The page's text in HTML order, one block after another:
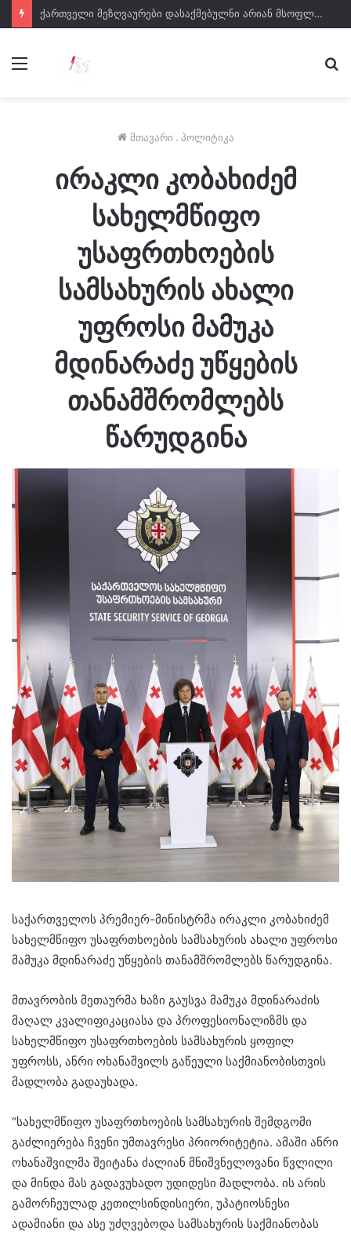
ქართველი მეზღვაურები დასაქმებულნი არიან მსოფლიო სავაჭრო ფლოტის დაახლოებით 80%-ში – საზღვაო ტრანსპორტის სააგენტოს დირექტორი
მენიუ
მთავარი . პოლიტიკა
ირაკლი კობახიძემ
სახელმწიფო
უსაფრთხოების
სამსახურის ახალი
უფროსი მამუკა
მდინარაძე უწყების
თანამშრომლებს
წარუდგინა
საქართველოს პრემიერ-მინისტრმა ირაკლი კობახიძემ
სახელმწიფო უსაფრთხოების სამსახურის ახალი უფროსი
მამუკა მდინარაძე უწყების თანამშრომლებს წარუდგინა.
მთავრობის მეთაურმა ხაზი გაუსვა მამუკა მდინარაძის
მაღალ კვალიფიკაციასა და პროფესიონალიზმს და
სახელმწიფო უსაფრთხოების სამსახურის ყოფილ
უფროსს, ანრი ოხანაშვილს გაწეული საქმიანობისთვის
მადლობა გადაუხადა.
“სახელმწიფო უსაფრთხოების სამსახურის შემდგომი
გაძლიერება ჩვენი უმთავრესი პრიორიტეტია. ამაში ანრი
ოხანაშვილმა შეიტანა ძალიან მნიშვნელოვანი წვლილი
და მინდა მას გადავუხადო უდიდესი მადლობა. ის არის
გამორჩეულად კეთილსინდისიერი, უპატიოსნესი
ადამიანი და ასე უძღვებოდა სამსახურის საქმიანობას